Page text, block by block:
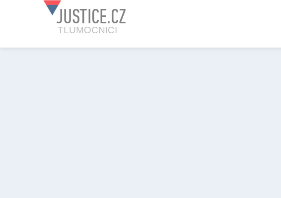
JUSTICE.CZ
TLUMOCNICI